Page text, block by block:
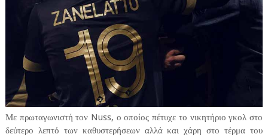
Με πρωταγωνιστή τον Nuss, ο οποίος πέτυχε το νικητήριο γκολ στο
δεύτερο λεπτό των καθυστερήσεων αλλά και χάρη στο τέρμα του